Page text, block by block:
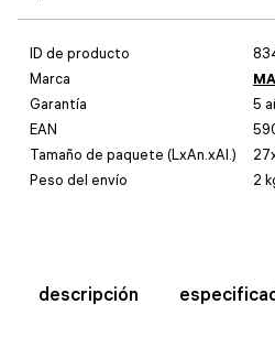
ID de producto
Marca
Garantía
5
EAN
Tamaño de paquete (LxAn.xAl.)
Peso del envío
2
descripción